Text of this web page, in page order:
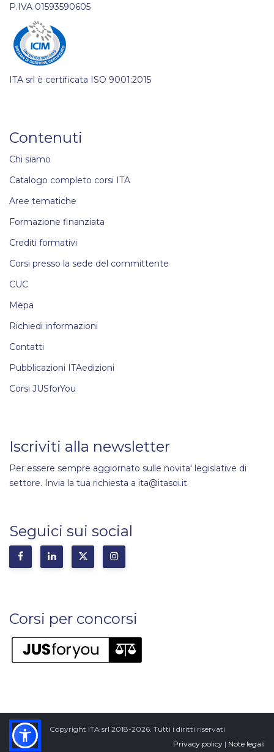
P.IVA 01593590605
ITA srl è certificata ISO 9001:2015
Contenuti
Chi siamo
Catalogo completo corsi ITA
Aree tematiche
Formazione finanziata
Crediti formativi
Corsi presso la sede del committente
CUC
Mepa
Richiedi informazioni
Contatti
Pubblicazioni ITAedizioni
Corsi JUSforYou
Iscriviti alla newsletter
Per essere sempre aggiornato sulle novita' legislative di
settore. Invia la tua richiesta a ita@itasoi.it
Seguici sui social
Corsi per concorsi
Copyright ITA srl 2018-2026. Tutti i diritti riservati
Privacy policy | Note legali